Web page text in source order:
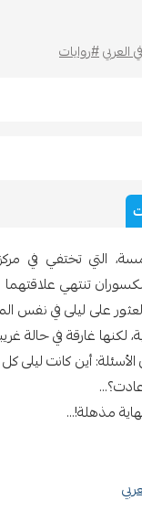
#روايات
التي تختفي في
تنتهي علاقتهما
على ليلى في نفس
لكنها غارقة في حالة
الأسئلة: أين كانت ليلى
مذهلة!…